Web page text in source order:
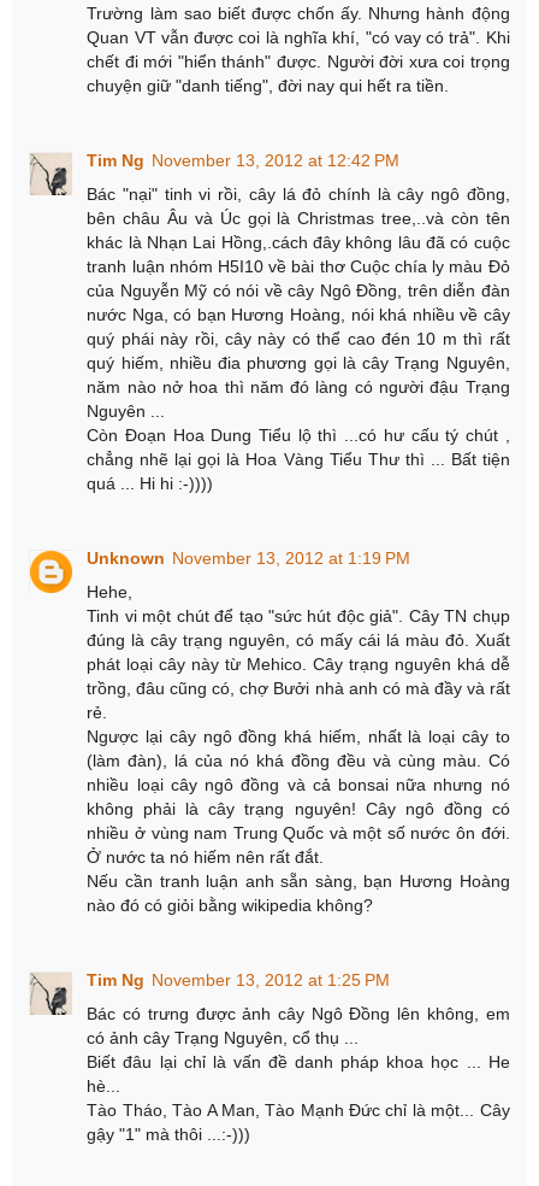
Trường làm sao biết được chốn ấy. Nhưng hành động
Quan VT vẫn được coi là nghĩa khí, "có vay có trả". Khi
chết đi mới "hiển thánh" được. Người đời xưa coi trọng
chuyện giữ "danh tiếng", đời nay qui hết ra tiền.
Tim Ng November 13, 2012 at 12:42 PM
Bác "nại" tinh vi rồi, cây lá đỏ chính là cây ngô đồng,
bên châu Âu và Úc gọi là Christmas tree,..và còn tên
khác là Nhạn Lai Hồng,.cách đây không lâu đã có cuộc
tranh luận nhóm H5I10 về bài thơ Cuộc chía ly màu Đỏ
của Nguyễn Mỹ có nói về cây Ngô Đồng, trên diễn đàn
nước Nga, có bạn Hương Hoàng, nói khá nhiều về cây
quý phái này rồi, cây này có thể cao đén 10 m thì rất
quý hiếm, nhiều đia phương gọi là cây Trạng Nguyên,
năm nào nở hoa thì năm đó làng có người đậu Trạng
Nguyên ...
Còn Đoạn Hoa Dung Tiểu lộ thì ...có hư cấu tý chút ,
chẳng nhẽ lại gọi là Hoa Vàng Tiểu Thư thì ... Bất tiện
quá ... Hi hi :-))))
Unknown November 13, 2012 at 1:19 PM
Hehe,
Tinh vi một chút để tạo "sức hút độc giả". Cây TN chụp
đúng là cây trạng nguyên, có mấy cái lá màu đỏ. Xuất
phát loại cây này từ Mehico. Cây trạng nguyên khá dễ
trồng, đâu cũng có, chợ Bưởi nhà anh có mà đầy và rất
rẻ.
Ngược lại cây ngô đồng khá hiếm, nhất là loại cây to
(làm đàn), lá của nó khá đồng đều và cùng màu. Có
nhiều loại cây ngô đồng và cả bonsai nữa nhưng nó
không phải là cây trạng nguyên! Cây ngô đồng có
nhiều ở vùng nam Trung Quốc và một số nước ôn đới.
Ở nước ta nó hiếm nên rất đắt.
Nếu cần tranh luận anh sẵn sàng, bạn Hương Hoàng
nào đó có giỏi bằng wikipedia không?
Tim Ng November 13, 2012 at 1:25 PM
Bác có trưng được ảnh cây Ngô Đồng lên không, em
có ảnh cây Trạng Nguyên, cổ thụ ...
Biết đâu lại chỉ là vấn đề danh pháp khoa học ... He
hè...
Tào Tháo, Tào A Man, Tào Mạnh Đức chỉ là một... Cây
gậy "1" mà thôi ...:-)))